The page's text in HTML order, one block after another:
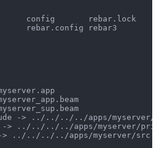
rebar.config rebar3
-> ../../../../apps/
> ../../../../apps/myserver/
../../../../apps/myserver/src